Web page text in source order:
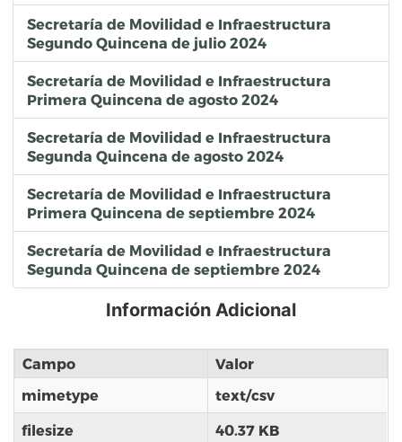
Secretaría de Movilidad e Infraestructura
Segundo Quincena de julio 2024
Secretaría de Movilidad e Infraestructura
Primera Quincena de agosto 2024
Secretaría de Movilidad e Infraestructura
Segunda Quincena de agosto 2024
Secretaría de Movilidad e Infraestructura
Primera Quincena de septiembre 2024
Secretaría de Movilidad e Infraestructura
Segunda Quincena de septiembre 2024
Información Adicional
Campo
Valor
mimetype
text/csv
filesize 40.37 KB